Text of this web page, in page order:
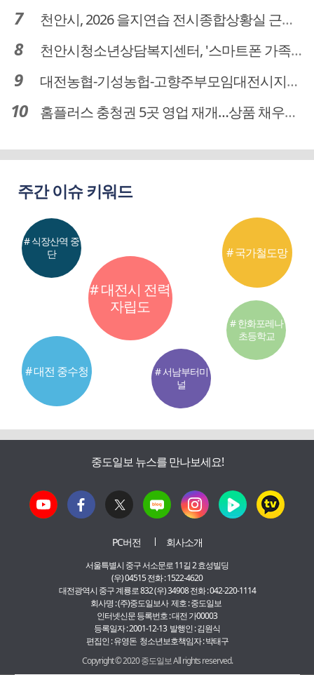
천안시, 2026 을지연습 전시종합상황실 근무자 사전교육
천안시청소년상담복지센터, '스마트폰 가족치유캠프' 운영
대전농협-기성농헙-고향주부모임대전시지회, 이심점심 중식지원 봉사활동
홈플러스 충청권 5곳 영업 재개…상품 채우기 ‘속도전’
주간 이슈 키워드
# 대전시 전력
자립도
# 대전 중수청
# 국가철도망
# 식장산역 중
단
# 서남부터미
널
# 한화포레나
초등학교
중도일보 뉴스를 만나보세요!
PC버전 회사소개
서울특별시 중구 서소문로 11길 2 효성빌딩
(우) 04515 전화 : 1522-4620
대전광역시 중구 계룡로 832 (우) 34908 전화 : 042-220-1114
회사명 : (주)중도일보사 제호 : 중도일보
인터넷신문 등록번호 : 대전 가00003
등록일자 : 2001-12-13 발행인 : 김원식
편집인 : 유영돈 청소년보호책임자 : 박태구
Copyright © 2020 중도일보 All rights reserved.